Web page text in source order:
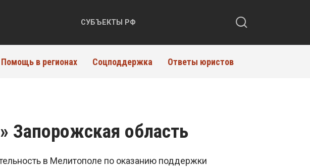
СУБЪЕКТЫ РФ
Помощь в регионах Соцподдержка Ответы юристов
Запорожская область
в Мелитополе по оказанию поддержки